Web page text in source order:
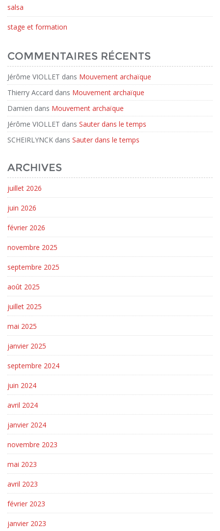
salsa
stage et formation
COMMENTAIRES RÉCENTS
Jérôme VIOLLET dans Mouvement archaïque
Thierry Accard dans Mouvement archaïque
Damien dans Mouvement archaïque
Jérôme VIOLLET dans Sauter dans le temps
SCHEIRLYNCK dans Sauter dans le temps
ARCHIVES
juillet 2026
juin 2026
février 2026
novembre 2025
septembre 2025
août 2025
juillet 2025
mai 2025
janvier 2025
septembre 2024
juin 2024
avril 2024
janvier 2024
novembre 2023
mai 2023
avril 2023
février 2023
janvier 2023